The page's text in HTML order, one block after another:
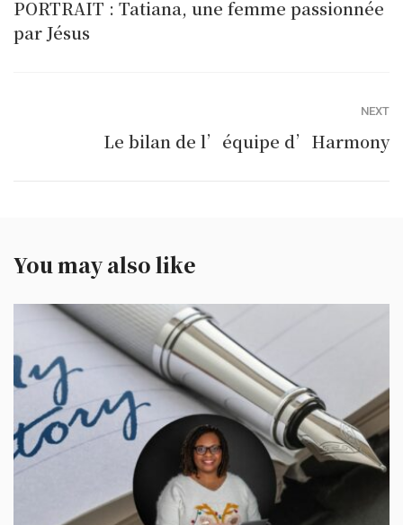
PORTRAIT : Tatiana, une femme passionnée
par Jésus
NEXT
Le bilan de l’équipe d’Harmony
You may also like